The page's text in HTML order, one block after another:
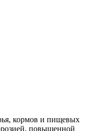
кормов и пищевых
повышенной